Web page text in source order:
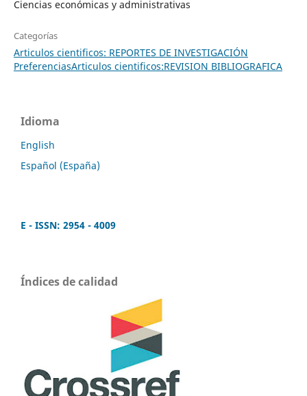
Ciencias económicas y administrativas
Categorías
Articulos cientificos: REPORTES DE INVESTIGACIÓN
PreferenciasArticulos cientificos:REVISION BIBLIOGRAFICA
Idioma
English
Español (España)
E - ISSN: 2954 - 4009
Índices de calidad